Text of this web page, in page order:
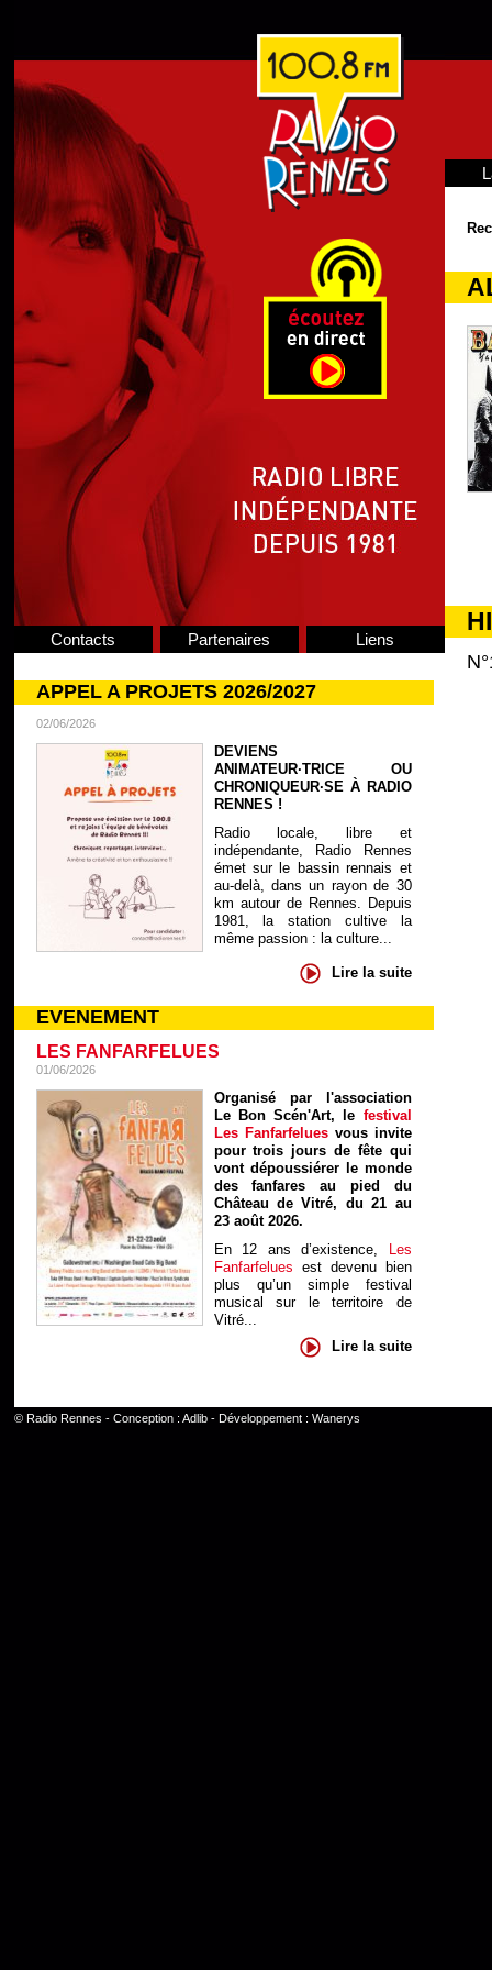
Contacts Partenaires Liens
APPEL A PROJETS 2026/2027
02/06/2026
DEVIENS
ANIMATEUR·TRICE OU
CHRONIQUEUR·SE À RADIO
RENNES !
Radio locale, libre et
indépendante, Radio Rennes
émet sur le bassin rennais et
au-delà, dans un rayon de 30
km autour de Rennes. Depuis
1981, la station cultive la
même passion : la culture...
Lire la suite
EVENEMENT
LES FANFARFELUES
01/06/2026
Organisé par l'association
Le Bon Scén'Art, le festival
Les Fanfarfelues vous invite
pour trois jours de fête qui
vont dépoussiérer le monde
des fanfares au pied du
Château de Vitré, du 21 au
23 août 2026.
En 12 ans d’existence, Les
Fanfarfelues est devenu bien
plus qu’un simple festival
musical sur le territoire de
Vitré...
Lire la suite
© Radio Rennes - Conception : Adlib- Développement : Wanerys